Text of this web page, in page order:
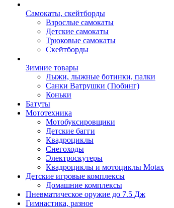
Самокаты, скейтборды
Взрослые самокаты
Детские самокаты
Трюковые самокаты
Скейтборды
Зимние товары
Лыжи, лыжные ботинки, палки
Санки Ватрушки (Тюбинг)
Коньки
Батуты
Мототехника
Мотобуксировщики
Детские багги
Квадроциклы
Снегоходы
Электроскутеры
Квадроциклы и мотоциклы Motax
Детские игровые комплексы
Домашние комплексы
Пневматическое оружие до 7.5 Дж
Гимнастика, разное